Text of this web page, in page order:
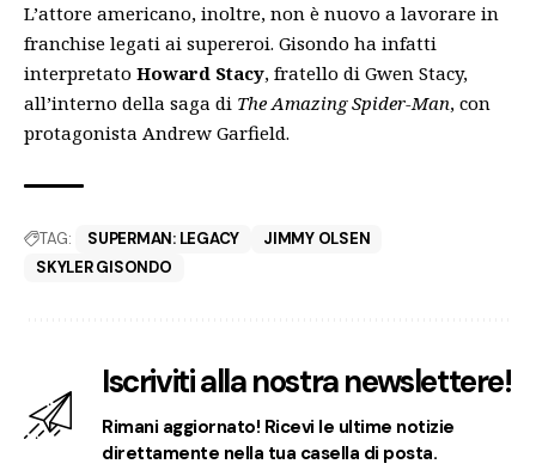
L’attore americano, inoltre, non è nuovo a lavorare in
franchise legati ai supereroi. Gisondo ha infatti
interpretato Howard Stacy, fratello di Gwen Stacy,
all’interno della saga di The Amazing Spider-Man, con
protagonista Andrew Garfield.
TAG: SUPERMAN: LEGACY
JIMMY OLSEN
SKYLER GISONDO
Iscriviti alla nostra newslettere!
Rimani aggiornato! Ricevi le ultime notizie
direttamente nella tua casella di posta.